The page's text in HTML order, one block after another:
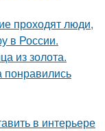
проходят люди,
в России.
из золота.
понравились
в интерьере